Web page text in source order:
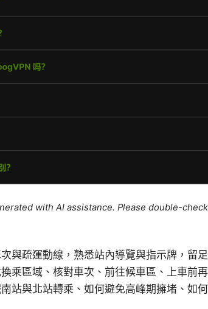
with AI assistance. Please double-
與疏運動線，熟悉站內導覽與指示牌，留足
乘區域、核對車次、前往候車區、上車前
站與北站轉乘、如何避免高峰期擁堵、如